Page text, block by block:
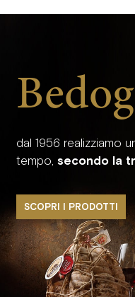
dal 1956 realizziamo
tempo, secondo la
SCOPRI I PRODOTTI